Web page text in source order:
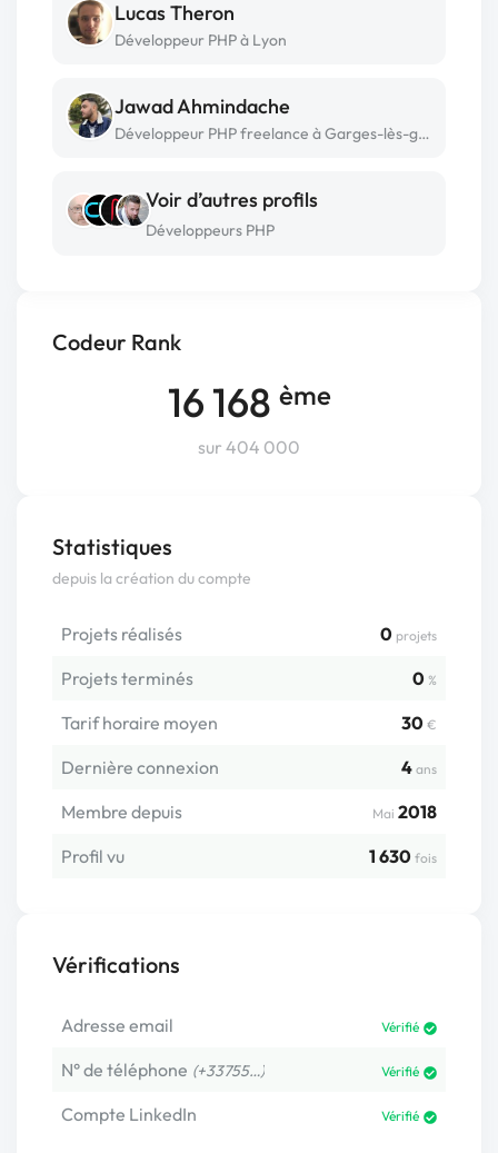
Codeur Rank
16 168 ème
sur 404 000
Statistiques
depuis la création du compte
Projets réalisés 0 projets
Projets terminés 0 %
Tarif horaire moyen 30 €
Dernière connexion 4 ans
Membre depuis Mai 2018
Profil vu
1 630 fois
Vérifications
Adresse email Vérifié
N° de téléphone (+33755…) Vérifié
Compte LinkedIn Vérifié
Lucas Theron
Développeur PHP à Lyon
Jawad Ahmindache
Développeur PHP freelance à Garges-lès-gonesse
Voir d’autres profils
Développeurs PHP